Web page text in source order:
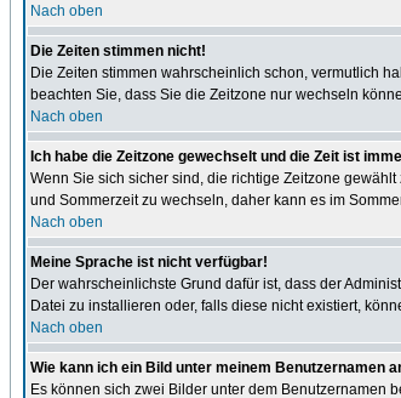
Nach oben
Die Zeiten stimmen nicht!
Die Zeiten stimmen wahrscheinlich schon, vermutlich
beachten Sie, dass Sie die Zeitzone nur wechseln
Nach oben
Ich habe die Zeitzone gewechselt und die Zeit ist
Wenn Sie sich sicher sind, die richtige Zeitzone
und Sommerzeit zu wechseln, daher kann es im
Nach oben
Meine Sprache ist nicht verfügbar!
Der wahrscheinlichste Grund dafür ist, dass der
Datei zu installieren oder, falls diese nicht existiert,
Nach oben
Wie kann ich ein Bild unter meinem Benutzernamen
Es können sich zwei Bilder unter dem Benutzernamen